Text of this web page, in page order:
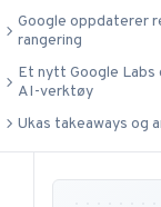
kontakte ham
Google oppdaterer
rangering
Et nytt Google Labs
AI-verktøy
Ukas takeaways og